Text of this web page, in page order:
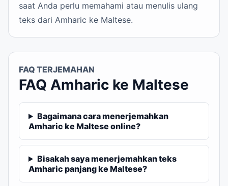
saat Anda perlu memahami atau menulis ulang
teks dari Amharic ke Maltese.
FAQ TERJEMAHAN
FAQ Amharic ke Maltese
Bagaimana cara menerjemahkan
Amharic ke Maltese online?
Bisakah saya menerjemahkan teks
Amharic panjang ke Maltese?